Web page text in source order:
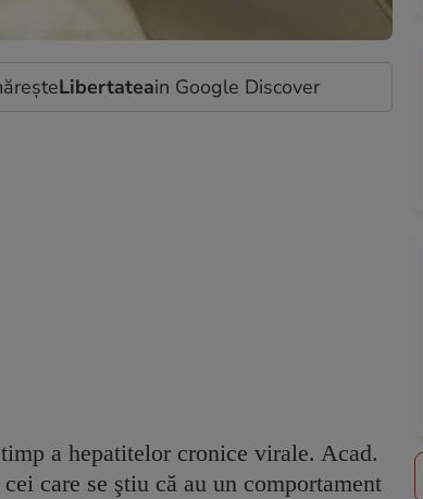
Libertateain Google Discover
a hepatitelor cronice virale. Acad.
care se ştiu că au un comportament